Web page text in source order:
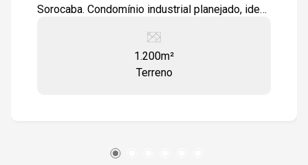
Sorocaba. Condomínio industrial planejado, ideal
comercial com total infra estrutura logística para
a chegada e saída de mercadorias. Topografia:
1.200m²
Terreno